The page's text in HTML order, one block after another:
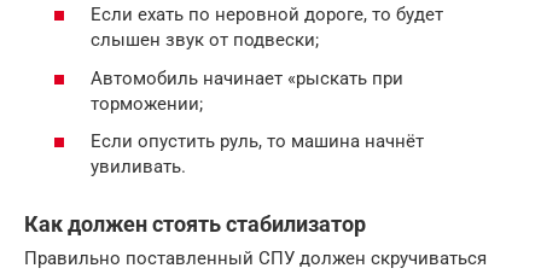
Если ехать по неровной дороге, то будет
слышен звук от подвески;
Автомобиль начинает «рыскать при
торможении;
Если опустить руль, то машина начнёт
увиливать.
Как должен стоять стабилизатор
Правильно поставленный СПУ должен скручиваться